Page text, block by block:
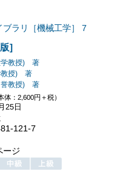
]
ラリ［機械工学］ 7
学教授) 著
教授) 著
誉教授) 著
体：2,600円＋税）
25日
121-7
ージ